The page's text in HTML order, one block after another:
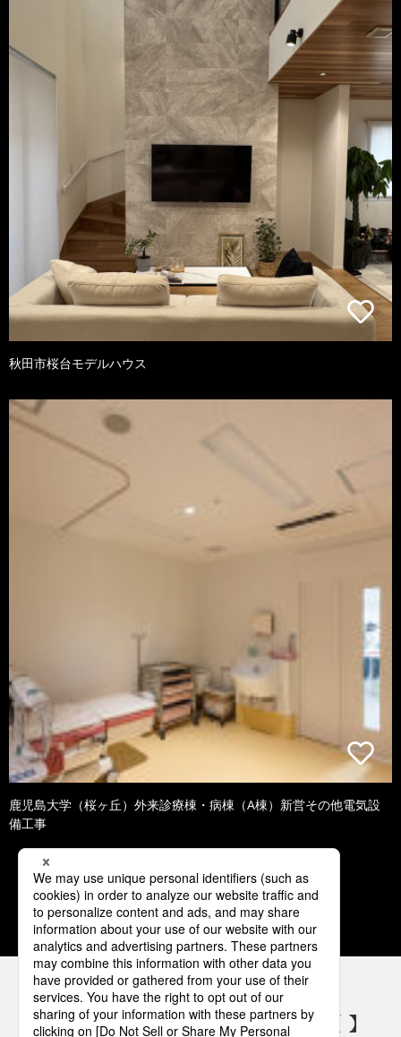
秋田市桜台モデルハウス
鹿児島大学（桜ヶ丘）外来診療棟・病棟（A棟）新営その他電気設
備工事
1 2 3 4 5
パナソニックの電気設備 SNSアカウント